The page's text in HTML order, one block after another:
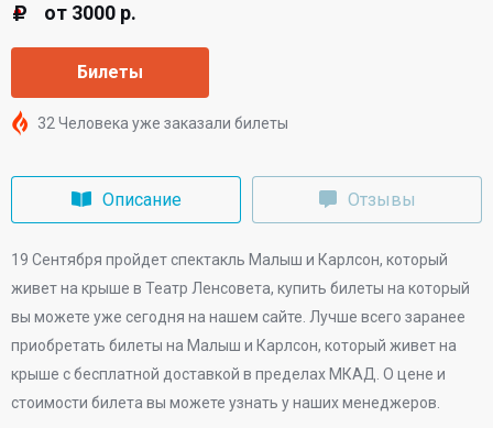
от 3000 р.
Билеты
32 Человека уже заказали билеты
Описание Отзывы
19 Сентября пройдет спектакль Малыш и Карлсон, который
живет на крыше в Театр Ленсовета, купить билеты на который
вы можете уже сегодня на нашем сайте. Лучше всего заранее
приобретать билеты на Малыш и Карлсон, который живет на
крыше с бесплатной доставкой в пределах МКАД. О цене и
стоимости билета вы можете узнать у наших менеджеров.